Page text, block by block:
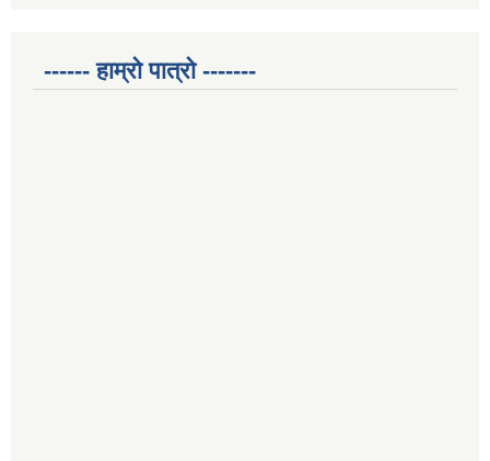
------ हाम्रो पात्रो -------